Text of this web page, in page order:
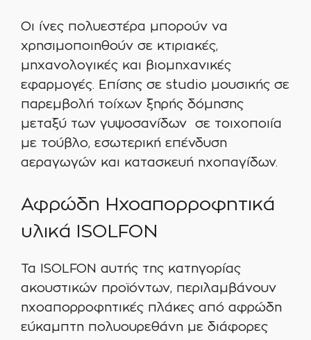
Οι ίνες πολυεστέρα μπορούν να
χρησιμοποιηθούν σε κτιριακές,
μηχανολογικές και βιομηχανικές
εφαρμογές. Επίσης σε studio μουσικής σε
παρεμβολή τοίχων ξηρής δόμησης
μεταξύ των γυψοσανίδων σε τοιχοποιία
με τούβλο, εσωτερική επένδυση
αεραγωγών και κατασκευή ηχοπαγίδων.
Αφρώδη Ηχοαπορροφητικά
υλικά ISOLFON
Τα ISOLFON αυτής της κατηγορίας
ακουστικών προϊόντων, περιλαμβάνουν
ηχοαπορροφητικές πλάκες από αφρώδη
εύκαμπτη πολυουρεθάνη με διάφορες